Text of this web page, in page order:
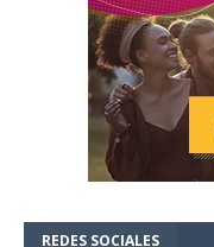
REDES SOCIALES